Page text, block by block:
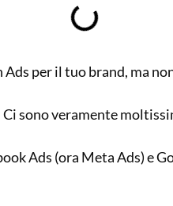
per il tuo brand, ma
Ci sono veramente
Ads (ora Meta Ads) e